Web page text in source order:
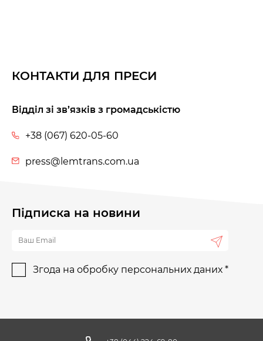
КОНТАКТИ ДЛЯ ПРЕСИ
Відділ зі зв’язків з громадськістю
+38 (067) 620-05-60
press@lemtrans.com.ua
Підписка на новини
Згода на обробку персональних даних *